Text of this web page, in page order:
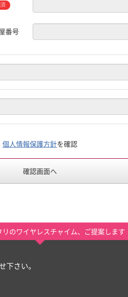
番号
個人情報保護方針を確認
リのワイヤレスチャイム、ご提案します
下さい。